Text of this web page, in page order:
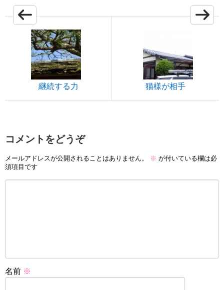
継続する力 猫様が相手
コメントをどうぞ
メールアドレスが公開されることはありません。 ※ が付いている欄は必
須項目です
名前 ※